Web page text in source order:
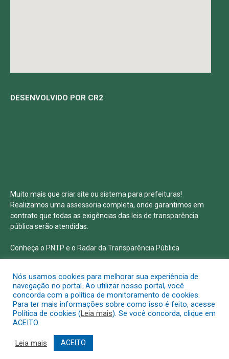
DESENVOLVIDO POR CR2
Muito mais que criar site ou sistema para prefeituras!
Realizamos umaassessoriacompleta, onde garantimos em
contrato que todas as exigências das leis de transparência
públicaserão atendidas.
Conheça o PNTP e o Radar da Transparência Pública
Todos os direitos reservados a Prefeitura Municipal de Salvaterra
Mapa do Site
Acessar o Webmail
Nós usamos cookies para melhorar sua experiência de
navegação no portal. Ao utilizar nosso portal, você
concorda com a política de monitoramento de cookies.
Para ter mais informações sobre como isso é feito, acesse
Política de cookies (Leia mais). Se você concorda, clique em
ACEITO.
Leia mais ACEITO